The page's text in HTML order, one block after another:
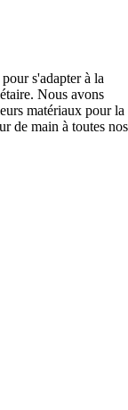
s'adapter à la
Nous avons
matériaux pour la
de main à toutes nos